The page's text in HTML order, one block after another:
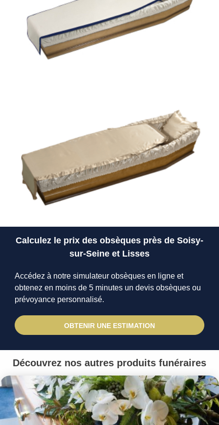
Calculez le prix des obsèques près de Soisy-
sur-Seine et Lisses
Accédez à notre simulateur obsèques en ligne et
obtenez en moins de 5 minutes un devis obsèques ou
prévoyance personnalisé.
OBTENIR UNE ESTIMATION
Découvrez nos autres produits funéraires